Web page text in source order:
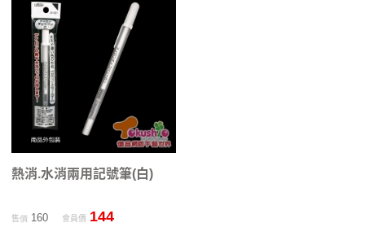
熱消.水消兩用記號筆(白)
售價160 會員價 144